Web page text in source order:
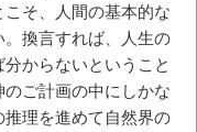
そ、人間の基本的な
換言すれば、人生の
からないということ
ご計画の中にしかな
理を進めて自然界の